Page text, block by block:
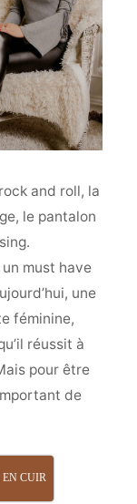
and roll, la
le pantalon
must have
une
féminine,
réussit à
pour être
de
EN CUIR